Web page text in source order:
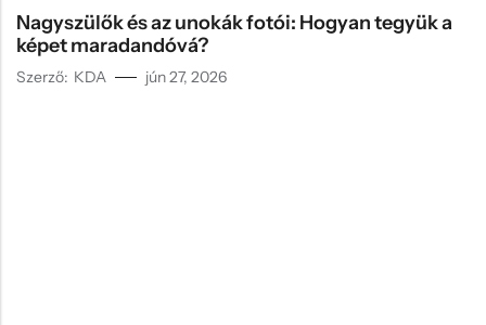
Nagyszülők és az unokák fotói: Hogyan tegyük a
képet maradandóvá?
Szerző: KDA jún 27, 2026